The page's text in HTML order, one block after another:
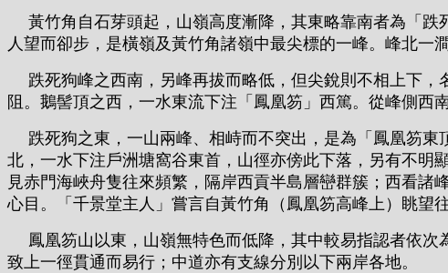
黃竹角自石芽頭起，山嶺高度漸降，其東略靠南者為「跌
人望而卻步，是橫嶺及黃竹角諸嶺中最尖標的一峰。峰北一
跌死狗峰之西南，另峰再拔而略低，但尖銳則不相上下，
阻。鵝髻頂之西，一水東流下注「鳳凰笏」西篤。從峰側西
跌死狗之東，一山兩峰、相峙而不突出，是為「鳳凰笏東
北，一水下注戶洲塘窩谷東首，山徑亦傍此下落，另有不明
見赤門海峽舟隻往來頻繁，隔岸西貢半島層巒群簇；西看
心目。「千景堂主人」嘗言自黃竹角（鳳凰笏高峰上）眺望
鳳凰笏山以東，山嶺無特色而低降，其中較易指認者依次
致上一徑貫通而易行；中道亦有支線分別以下兩岸各地。